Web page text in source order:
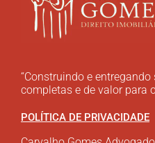
“Construindo e
completas e de valor para
POLÍTICA DE PRIVACIDADE